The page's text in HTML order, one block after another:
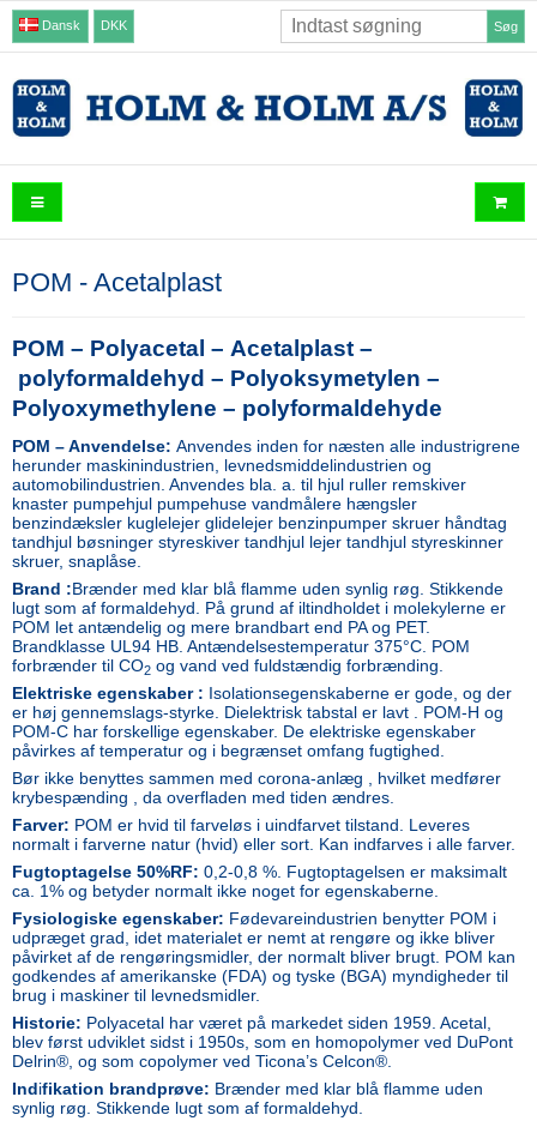
Dansk DKK Søg
POM - Acetalplast
POM – Polyacetal – Acetalplast –
polyformaldehyd – Polyoksymetylen –
Polyoxymethylene – polyformaldehyde
POM – Anvendelse: Anvendes inden for næsten alle industrigrene
herunder maskinindustrien, levnedsmiddelindustrien og
automobilindustrien. Anvendes bla. a. til hjul ruller remskiver
knaster pumpehjul pumpehuse vandmålere hængsler
benzindæksler kuglelejer glidelejer benzinpumper skruer håndtag
tandhjul bøsninger styreskiver tandhjul lejer tandhjul styreskinner
skruer, snaplåse.
Brand :Brænder med klar blå flamme uden synlig røg. Stikkende
lugt som af formaldehyd. På grund af iltindholdet i molekylerne er
POM let antændelig og mere brandbart end PA og PET.
Brandklasse UL94 HB. Antændelsestemperatur 375°C. POM
forbrænder til CO2 og vand ved fuldstændig forbrænding.
Elektriske egenskaber : Isolationsegenskaberne er gode, og der
er høj gennemslags-styrke. Dielektrisk tabstal er lavt . POM-H og
POM-C har forskellige egenskaber. De elektriske egenskaber
påvirkes af temperatur og i begrænset omfang fugtighed.
Bør ikke benyttes sammen med corona-anlæg , hvilket medfører
krybespænding , da overfladen med tiden ændres.
Farver: POM er hvid til farveløs i uindfarvet tilstand. Leveres
normalt i farverne natur (hvid) eller sort. Kan indfarves i alle farver.
Fugtoptagelse 50%RF: 0,2-0,8 %. Fugtoptagelsen er maksimalt
ca. 1% og betyder normalt ikke noget for egenskaberne.
Fysiologiske egenskaber: Fødevareindustrien benytter POM i
udpræget grad, idet materialet er nemt at rengøre og ikke bliver
påvirket af de rengøringsmidler, der normalt bliver brugt. POM kan
godkendes af amerikanske (FDA) og tyske (BGA) myndigheder til
brug i maskiner til levnedsmidler.
Historie: Polyacetal har været på markedet siden 1959. Acetal,
blev først udviklet sidst i 1950s, som en homopolymer ved DuPont
Delrin®, og som copolymer ved Ticona’s Celcon®.
Indifikation brandprøve: Brænder med klar blå flamme uden
synlig røg. Stikkende lugt som af formaldehyd.